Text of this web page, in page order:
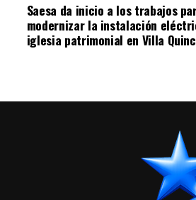
Saesa da inicio a los trabajos
modernizar la instalación
iglesia patrimonial en Villa